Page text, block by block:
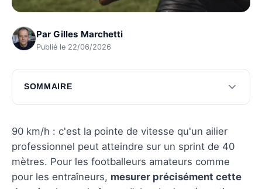
Par Gilles Marchetti
Publié le 22/06/2026
SOMMAIRE
Comprendre la vitesse en course
Formules pour calculer la vitesse
Techniques pour améliorer la vitesse
Outils pour optimiser la vitesse
90 km/h : c'est la pointe de vitesse qu'un ailier
professionnel peut atteindre sur un sprint de 40
mètres. Pour les footballeurs amateurs comme
pour les entraîneurs, mesurer précisément cette